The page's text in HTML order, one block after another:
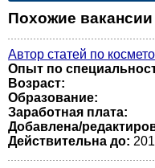
Похожие вакансии
Автор статей по
Опыт по
Возраст:
Образование:
Заработная плата:
Добавлена/
Действительна до: